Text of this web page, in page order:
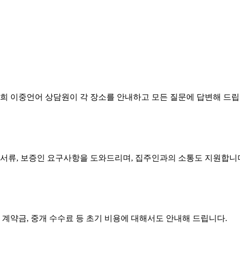
이중언어 상담원이 각 장소를 안내하고 모든 질문에 답변해 드
류, 보증인 요구사항을 도와드리며, 집주인과의 소통도 지원합니
약금, 중개 수수료 등 초기 비용에 대해서도 안내해 드립니다.